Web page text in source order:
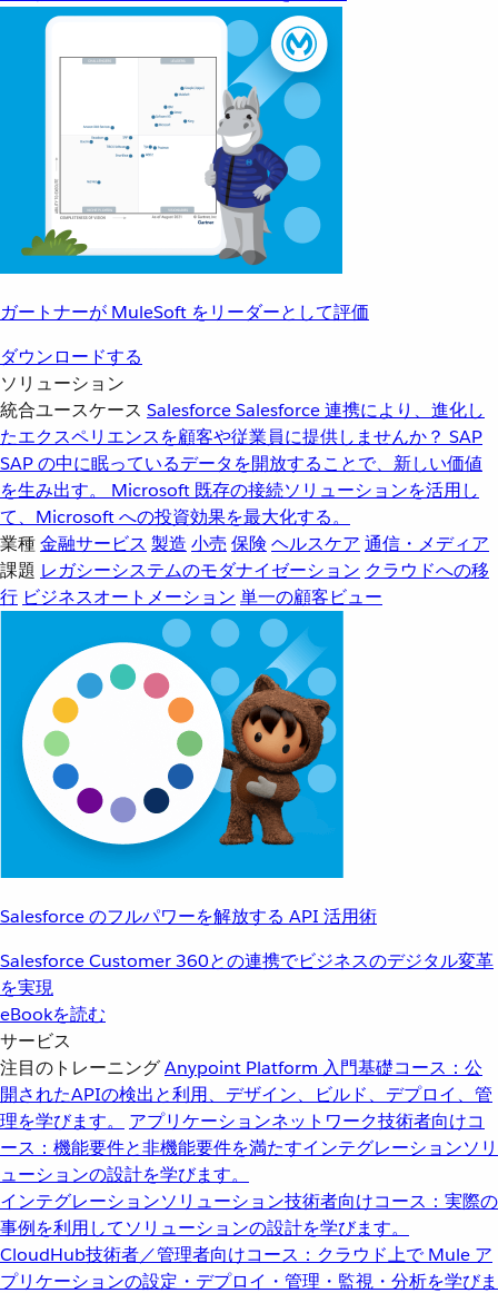
ガートナーが MuleSoft をリーダーとして評価
ダウンロードする
ソリューション
統合ユースケース SalesforceSalesforce 連携により、進化し
たエクスペリエンスを顧客や従業員に提供しませんか？ SAP
SAP の中に眠っているデータを開放することで、新しい価値
を生み出す。
Microsoft 既存の接続ソリューションを活用し
て、Microsoft への投資効果を最大化する。
業種金融サービス 製造 小売 保険 ヘルスケア 通信・メディア
課題 レガシーシステムのモダナイゼーション クラウドへの移
行 ビジネスオートメーション 単一の顧客ビュー
Salesforce のフルパワーを解放する API 活用術
Salesforce Customer 360との連携でビジネスのデジタル変革
を実現
eBookを読む
サービス
注目のトレーニングAnypoint Platform 入門基礎コース：公
開されたAPIの検出と利用、デザイン、ビルド、デプロイ、管
理を学びます。
アプリケーションネットワーク技術者向けコ
ース：機能要件と非機能要件を満たすインテグレーションソリ
ューションの設計を学びます。
インテグレーションソリューション技術者向けコース：実際の
事例を利用してソリューションの設計を学びます。
CloudHub技術者／管理者向けコース：クラウド上で Mule ア
プリケーションの設定・デプロイ・管理・監視・分析を学びま